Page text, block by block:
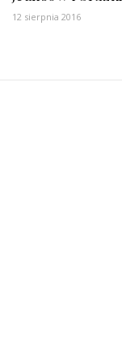
12 sierpnia 2016